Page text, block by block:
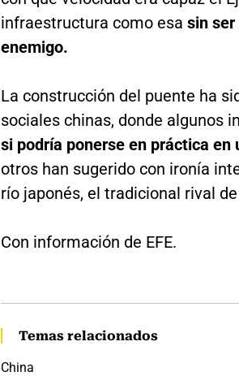
infraestructura como esa sin
enemigo.
La construcción del puente ha
sociales chinas, donde algunos
si podría ponerse en práctica en
otros han sugerido con ironía
río japonés, el tradicional rival
Con información de EFE.
Temas relacionados
China